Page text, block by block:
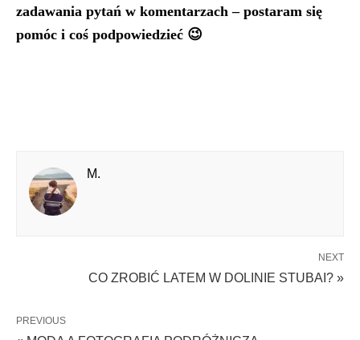
zadawania pytań w komentarzach – postaram się
pomóc i coś podpowiedzieć 😉
M.
NEXT
CO ZROBIĆ LATEM W DOLINIE STUBAI? »
PREVIOUS